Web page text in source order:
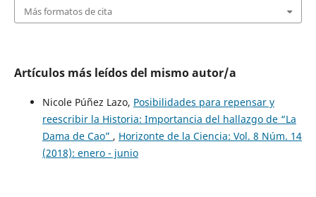
Más formatos de cita
Artículos más leídos del mismo autor/a
Nicole Púñez Lazo, Posibilidades para repensar y
reescribir la Historia: Importancia del hallazgo de “La
Dama de Cao” , Horizonte de la Ciencia: Vol. 8 Núm. 14
(2018): enero - junio